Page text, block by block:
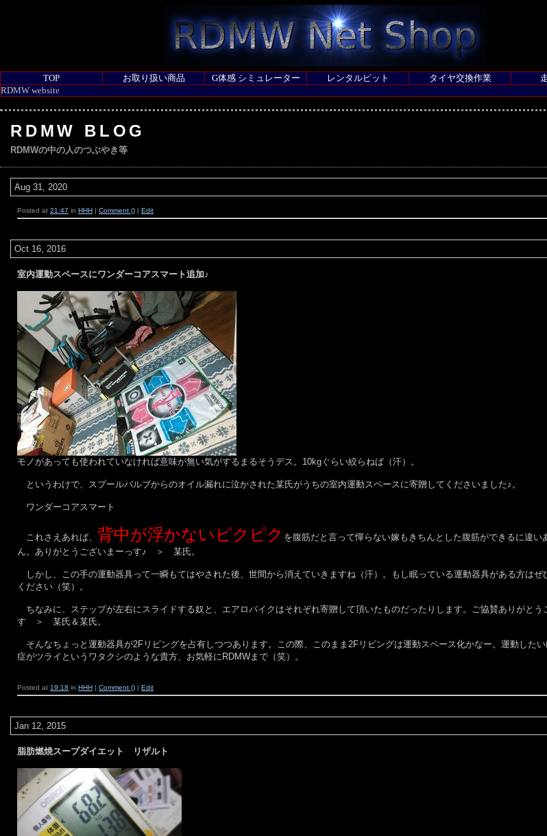
TOP お取り扱い商品 G体感 シミュレーター レンタルピット タイヤ交換作業
RDMW website
RDMW BLOG
RDMWの中の人のつぶやき等
Aug 31, 2020
Posted at 21:47 in HHH | Comment () | Edit
Oct 16, 2016
室内運動スペースにワンダーコアスマート追加♪
モノがあっても使われていなければ意味が無い気がするまるそうデス。10kgぐらい絞らねば（汗）。
というわけで、スプールバルブからのオイル漏れに泣かされた某氏がうちの室内運動スペースに寄贈してくださいました♪。
ワンダーコアスマート
これさえあれば、 背中が浮かないピクピク を腹筋だと言って憚らない嫁もきちんとした腹筋ができるに違い
ん。ありがとうございまーっす♪ ＞ 某氏。
しかし、この手の運動器具って一瞬もてはやされた後、世間から消えていきますね（汗）。もし眠っている運動器具がある方はぜ
ください（笑）。
ちなみに、ステップが左右にスライドする奴と、エアロバイクはそれぞれ寄贈して頂いたものだったりします。ご協賛ありがとう
す ＞ 某氏＆某氏。
そんなちょっと運動器具が2Fリビングを占有しつつあります。この際、このまま2Fリビングは運動スペース化かなー。運動した
症がツライというワタクシのような貴方、お気軽にRDMWまで（笑）。
Posted at 19:18 in HHH | Comment () | Edit
Jan 12, 2015
脂肪燃焼スープダイエット リザルト